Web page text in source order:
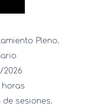
Pleno.
2026
horas
de sesiones.